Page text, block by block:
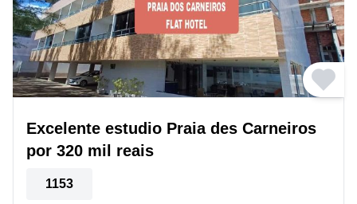
Excelente estudio Praia des Carneiros
por 320 mil reais
1153